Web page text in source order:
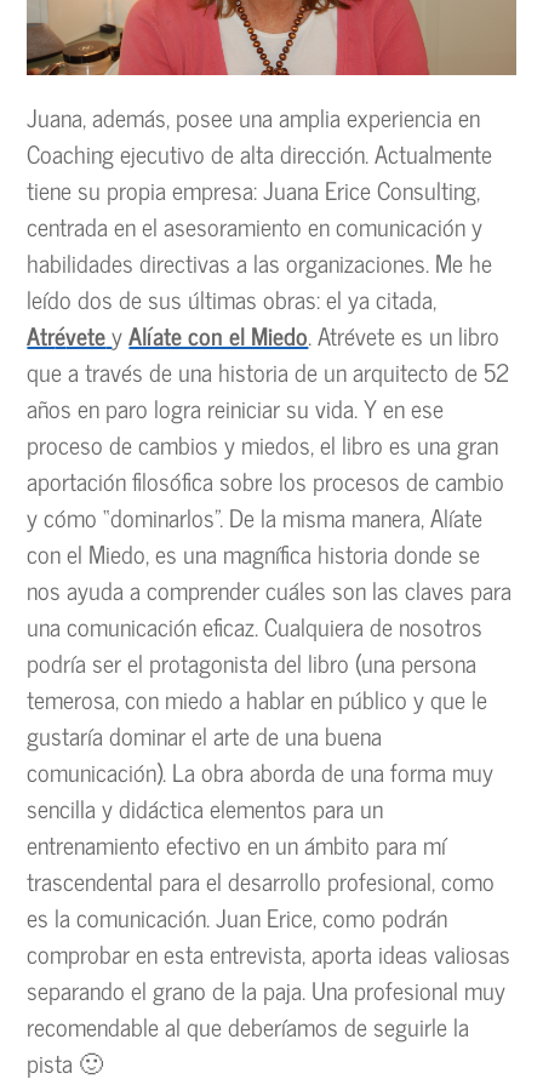
Juana, además, posee una amplia experiencia en
Coaching ejecutivo de alta dirección. Actualmente
tiene su propia empresa: Juana Erice Consulting,
centrada en el asesoramiento en comunicación y
habilidades directivas a las organizaciones. Me he
leído dos de sus últimas obras: el ya citada,
AtréveteyAlíate con el Miedo. Atrévete es un libro
que a través de una historia de un arquitecto de 52
años en paro logra reiniciar su vida. Y en ese
proceso de cambios y miedos, el libro es una gran
aportación filosófica sobre los procesos de cambio
y cómo “dominarlos”. De la misma manera, Alíate
con el Miedo, es una magnífica historia donde se
nos ayuda a comprender cuáles son las claves para
una comunicación eficaz. Cualquiera de nosotros
podría ser el protagonista del libro (una persona
temerosa, con miedo a hablar en público y que le
gustaría dominar el arte de una buena
comunicación). La obra aborda de una forma muy
sencilla y didáctica elementos para un
entrenamiento efectivo en un ámbito para mí
trascendental para el desarrollo profesional, como
es la comunicación. Juan Erice, como podrán
comprobar en esta entrevista, aporta ideas valiosas
separando el grano de la paja. Una profesional muy
recomendable al que deberíamos de seguirle la
pista 🙂